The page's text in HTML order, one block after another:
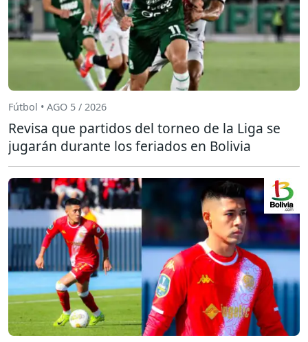
Fútbol • AGO 5 / 2026
Revisa que partidos del torneo de la Liga se
jugarán durante los feriados en Bolivia